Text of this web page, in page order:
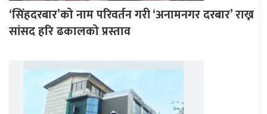
‘सिंहदरबार’को नाम परिवर्तन गरी ‘अनामनगर दरबार’ राख्न
सांसद हरि ढकालको प्रस्ताव